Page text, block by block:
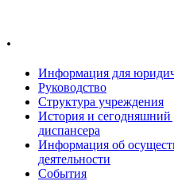
.
Информация для
Руководство
Структура учреждения
История и сегодняшний
диспансера
Информация об
деятельности
События